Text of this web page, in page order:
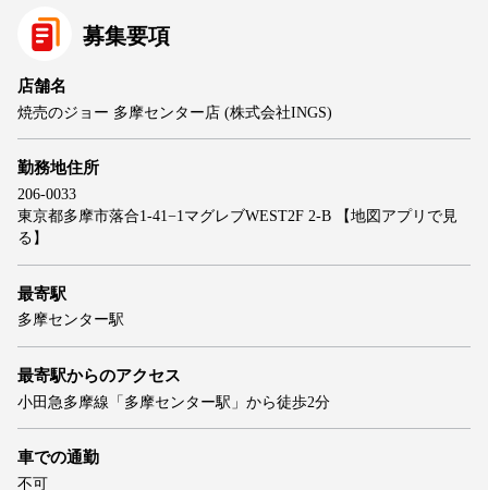
募集要項
店舗名
焼売のジョー 多摩センター店 (株式会社INGS)
勤務地住所
206-0033
東京都多摩市落合1-41−1マグレブWEST2F 2-B
【地図アプリで見
る】
最寄駅
多摩センター駅
最寄駅からのアクセス
小田急多摩線「多摩センター駅」から徒歩2分
車での通勤
不可